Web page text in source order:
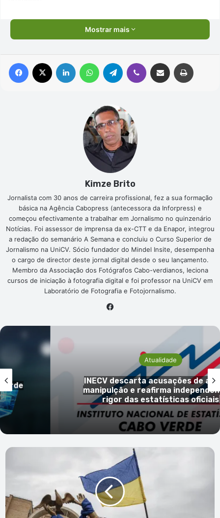
Mostrar mais
Facebook Linkedin WhatsAppTelegram Viber Compartilhar via e-mail
Kimze Brito
Jornalista com 30 anos de carreira profissional, fez a sua formação
básica na Agência Cabopress (antecessora da Inforpress) e
começou efectivamente a trabalhar em Jornalismo no quinzenário
Notícias. Foi assessor de imprensa da ex-CTT e da Enapor, integrou
a redação do semanário A Semana e concluiu o Curso Superior de
Jornalismo na UniCV. Sócio fundador do Mindel Insite, desempenha
o cargo de director deste jornal digital desde o seu lançamento.
Membro da Associação dos Fotógrafos Cabo-verdianos, leciona
cursos de iniciação à fotografia digital e foi professor na UniCV em
Laboratório de Fotografia e Fotojornalismo.
Atualidade
INECV descarta acusações de
manipulção e reafirma
rigor das estatísticas oficiais
Ucrânia
20
povoações
nas